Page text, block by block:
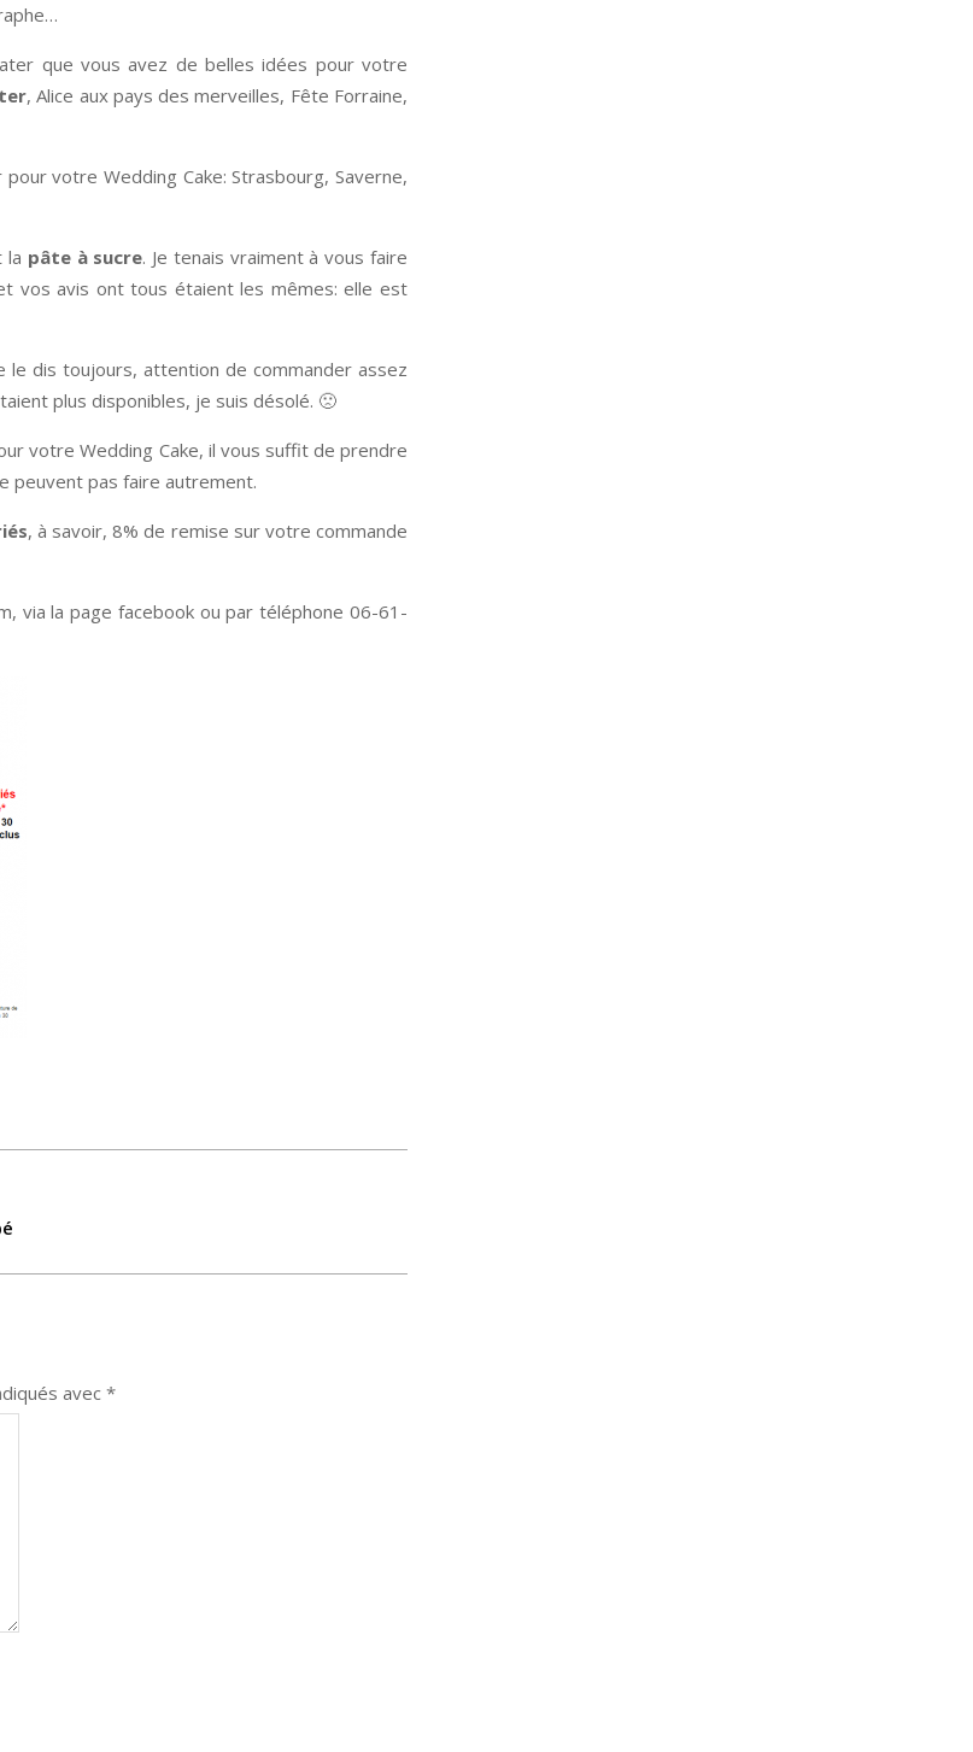
que vous avez de belles idées pour votre
, Alice aux pays des merveilles, Fête Forraine,
votre Wedding Cake: Strasbourg, Saverne,
la pâte à sucre. Je tenais vraiment à vous faire
vos avis ont tous étaient les mêmes: elle est
le dis toujours, attention de commander assez
plus disponibles, je suis désolé. 🙁
votre Wedding Cake, il vous suffit de prendre
peuvent pas faire autrement.
, à savoir, 8% de remise sur votre commande
, via la page facebook ou par téléphone 06-61-
avec *